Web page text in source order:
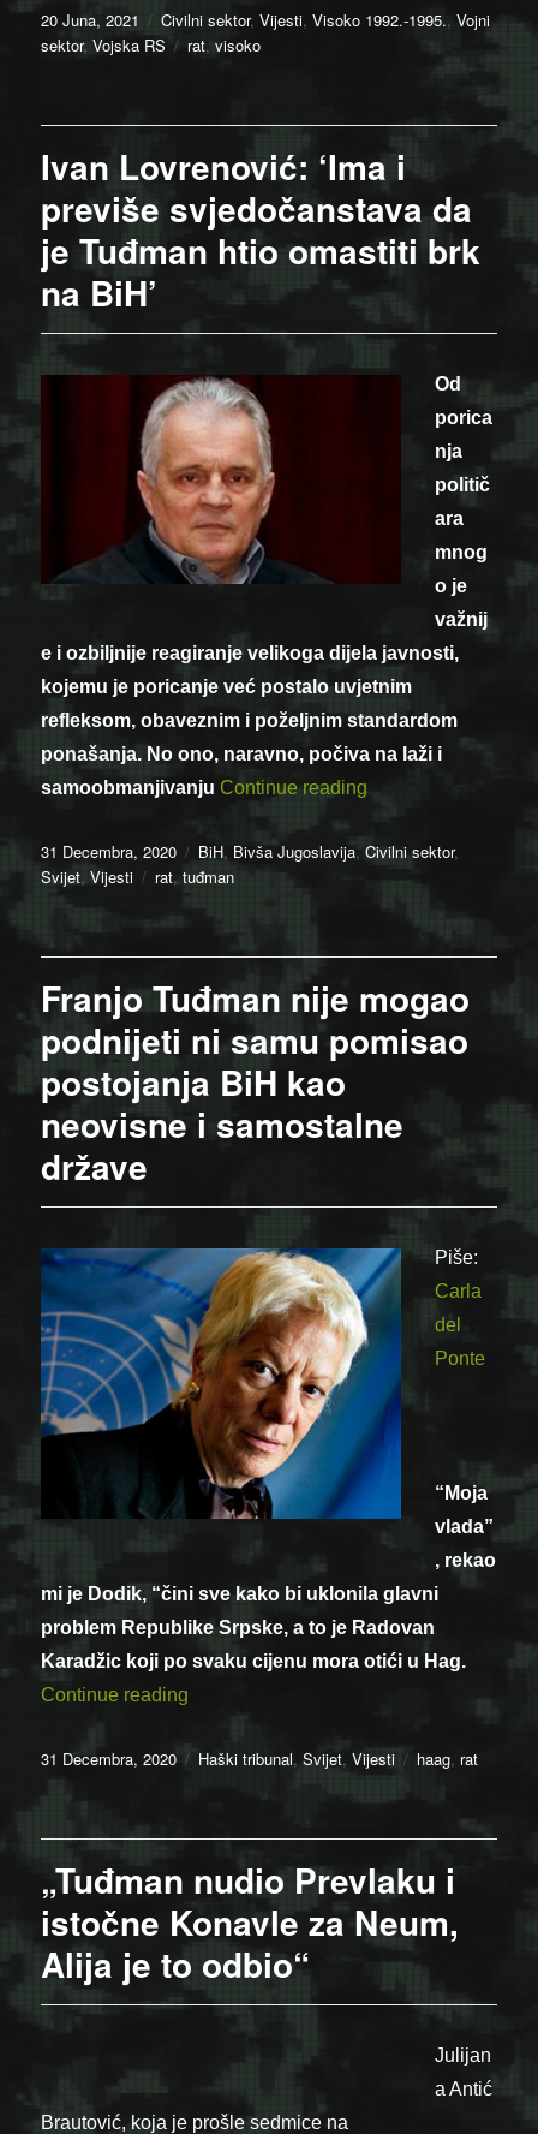
Posted
on
20 Juna, 2021 Categories
Civilni sektor,Vijesti,Visoko 1992.-1995.,Vojni
sektor,Vojska RS Tags
rat,visoko
Ivan Lovrenović: ‘Ima i
previše svjedočanstava da
je Tuđman htio omastiti brk
na BiH’
Od
porica
nja
politič
ara
mnog
o je
važnij
e i ozbiljnije reagiranje velikoga dijela javnosti,
kojemu je poricanje već postalo uvjetnim
refleksom, obaveznim i poželjnim standardom
ponašanja. No ono, naravno, počiva na laži i
samoobmanjivanju Continue reading
Posted
on
31 Decembra, 2020 Categories
BiH, Bivša Jugoslavija,Civilni sektor,
Svijet,Vijesti Tags
rat,tuđman
Franjo Tuđman nije mogao
podnijeti ni samu pomisao
postojanja BiH kao
neovisne i samostalne
države
Piše:
Carla
del
Ponte
“Moja
vlada”
, rekao
mi je Dodik, “čini sve kako bi uklonila glavni
problem Republike Srpske, a to je Radovan
Karadžic koji po svaku cijenu mora otići u Hag.
Continue reading
Posted
on
31 Decembra, 2020 Categories
Haški tribunal,Svijet,Vijesti Tags
haag, rat
„Tuđman nudio Prevlaku i
istočne Konavle za Neum,
Alija je to odbio“
Julijan
a Antić
Brautović, koja je prošle sedmice na